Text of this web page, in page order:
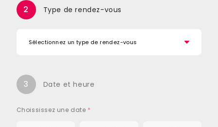
2 Type de rendez-vous
3 Date et heure
Choississez une date *